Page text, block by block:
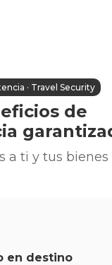
· Travel Security
de
a ti y tus bienes
en destino